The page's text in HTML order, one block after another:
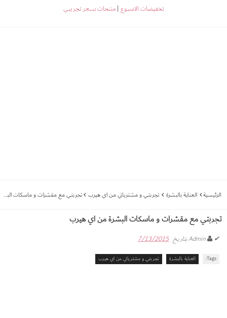
تخفيضات الاسبوع |منتجات بسعر تجريبي
الرئيسية العناية بالبشرة تجربتي و مشترياتي من اي هيرب تجربتي مع مقشرات و ماسكات البشرة من اي هيرب
تجربتي مع مقشرات و ماسكات البشرة من اي هيرب
✔
Adminبتاريخ 7/13/2015
Tags: العناية بالبشرة تجربتي و مشترياتي من اي هيرب